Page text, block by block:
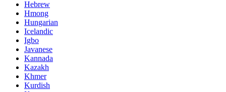
Hebrew
Hmong
Hungarian
Icelandic
Igbo
Javanese
Kannada
Kazakh
Khmer
Kurdish